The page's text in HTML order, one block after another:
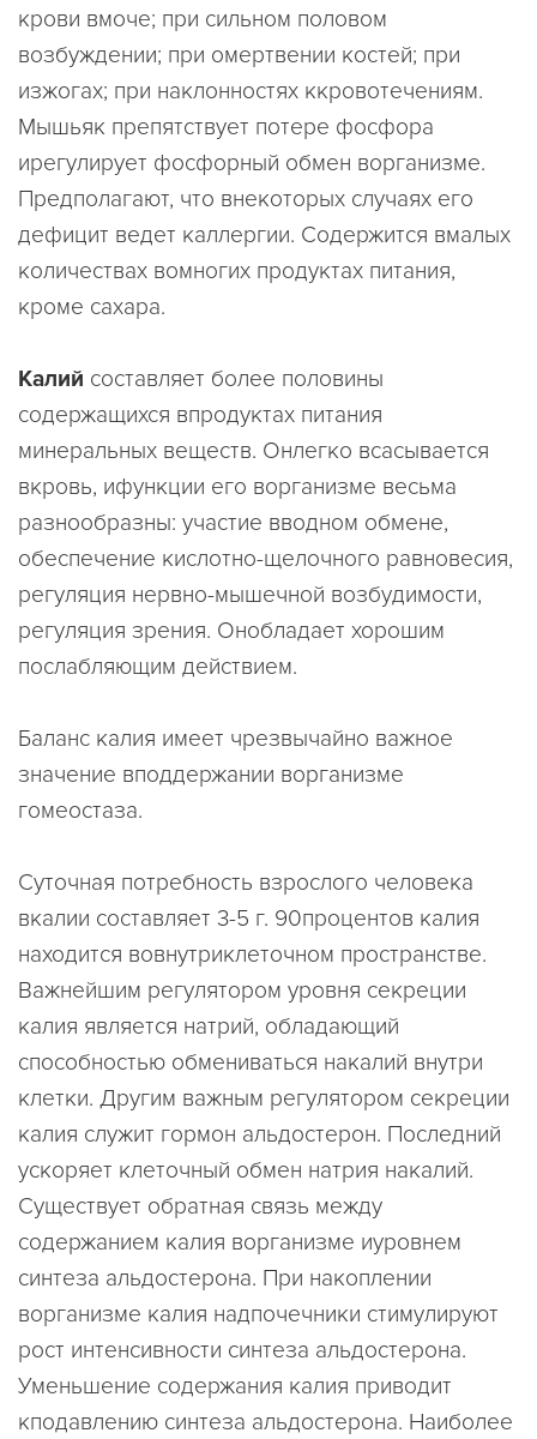
крови вмоче; при сильном половом
возбуждении; при омертвении костей; при
изжогах; при наклонностях ккровотечениям.
Мышьяк препятствует потере фосфора
ирегулирует фосфорный обмен ворганизме.
Предполагают, что внекоторых случаях его
дефицит ведет каллергии. Содержится вмалых
количествах вомногих продуктах питания,
кроме сахара.
Калий составляет более половины
содержащихся впродуктах питания
минеральных веществ. Онлегко всасывается
вкровь, ифункции его ворганизме весьма
разнообразны: участие вводном обмене,
обеспечение кислотно-щелочного равновесия,
регуляция нервно-мышечной возбудимости,
регуляция зрения. Онобладает хорошим
послабляющим действием.
Баланс калия имеет чрезвычайно важное
значение вподдержании ворганизме
гомеостаза.
Суточная потребность взрослого человека
вкалии составляет 3-5 г. 90процентов калия
находится вовнутриклеточном пространстве.
Важнейшим регулятором уровня секреции
калия является натрий, обладающий
способностью обмениваться накалий внутри
клетки. Другим важным регулятором секреции
калия служит гормон альдостерон. Последний
ускоряет клеточный обмен натрия накалий.
Существует обратная связь между
содержанием калия ворганизме иуровнем
синтеза альдостерона. При накоплении
ворганизме калия надпочечники стимулируют
рост интенсивности синтеза альдостерона.
Уменьшение содержания калия приводит
кподавлению синтеза альдостерона. Наиболее